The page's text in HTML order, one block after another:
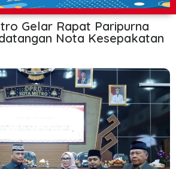
Gelar Rapat Paripurna
Nota Kesepakatan